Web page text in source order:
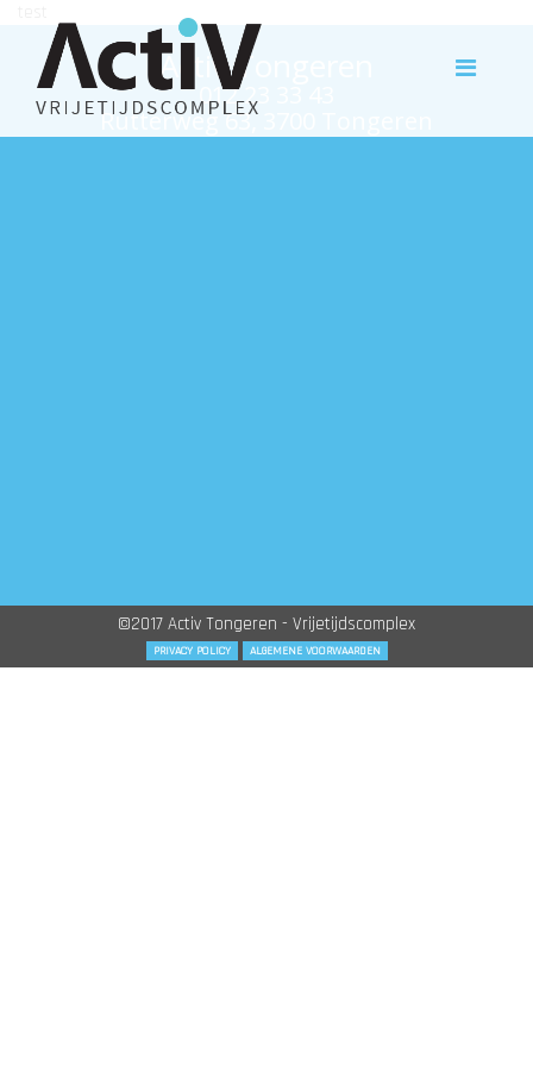
Activ Tongeren
012 23 33 43
Rutterweg 63, 3700 Tongeren
©2017 Activ Tongeren - Vrijetijdscomplex
PRIVACY POLICY ALGEMENE VOORWAARDEN